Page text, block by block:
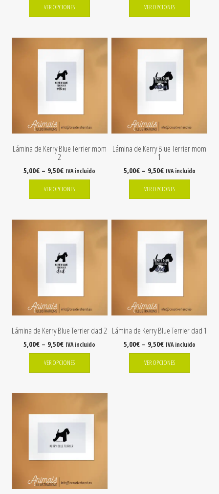
VER OPCIONES VER OPCIONES
Lámina de Kerry Blue Terrier mom
2
5,00€ – 9,50€ IVA incluido
VER OPCIONES
Lámina de Kerry Blue Terrier mom
1
5,00€– 9,50€ IVA incluido
VER OPCIONES
Lámina de Kerry Blue Terrier dad 2
5,00€ – 9,50€ IVA incluido
VER OPCIONES
Lámina de Kerry Blue Terrier dad 1
5,00€– 9,50€ IVA incluido
VER OPCIONES